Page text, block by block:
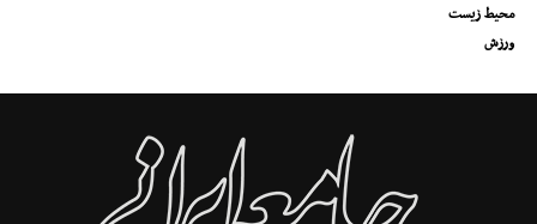
محیط زیست
ورزش